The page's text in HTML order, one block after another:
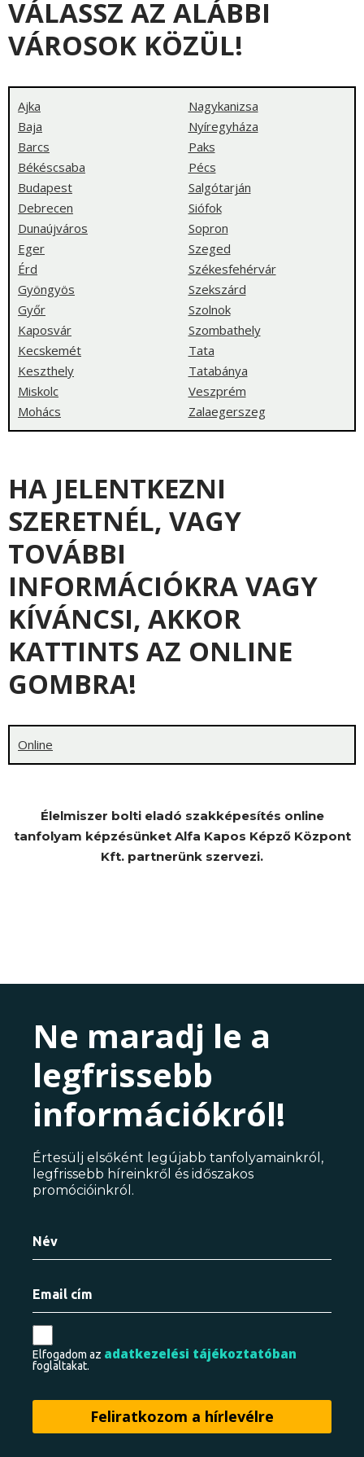
VÁLASSZ AZ ALÁBBI
VÁROSOK KÖZÜL!
Ajka
Baja
Barcs
Békéscsaba
Budapest
Debrecen
Dunaújváros
Eger
Érd
Gyöngyös
Győr
Kaposvár
Kecskemét
Keszthely
Miskolc
Mohács
Nagykanizsa
Nyíregyháza
Paks
Pécs
Salgótarján
Siófok
Sopron
Szeged
Székesfehérvár
Szekszárd
Szolnok
Szombathely
Tata
Tatabánya
Veszprém
Zalaegerszeg
HA JELENTKEZNI
SZERETNÉL, VAGY
TOVÁBBI
INFORMÁCIÓKRA VAGY
KÍVÁNCSI, AKKOR
KATTINTS AZ ONLINE
GOMBRA!
Online
Élelmiszer bolti eladó szakképesítés online
tanfolyam képzésünket Alfa Kapos Képző Központ
Kft. partnerünk szervezi.
Ne maradj le a
legfrissebb
információkról!
Értesülj elsőként legújabb tanfolyamainkról,
legfrissebb híreinkről és időszakos
promócióinkról.
Elfogadom az adatkezelési tájékoztatóban
foglaltakat.